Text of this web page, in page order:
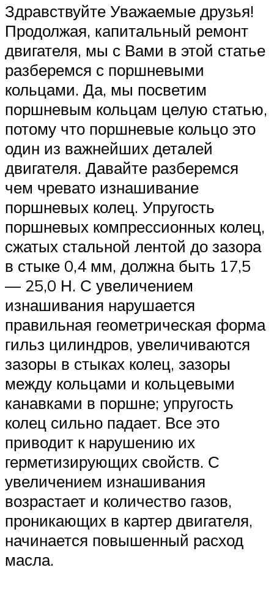
Здравствуйте Уважаемые друзья!
Продолжая, капитальный ремонт
двигателя, мы с Вами в этой статье
разберемся с поршневыми
кольцами. Да, мы посветим
поршневым кольцам целую статью,
потому что поршневые кольцо это
один из важнейших деталей
двигателя. Давайте разберемся
чем чревато изнашивание
поршневых колец. Упругость
поршневых компрессионных колец,
сжатых стальной лентой до зазора
в стыке 0,4 мм, должна быть 17,5
— 25,0 Н. С увеличением
изнашивания нару­шается
правильная геометрическая форма
гильз цилиндров, увеличива­ются
зазоры в стыках колец, зазоры
между кольцами и кольцевыми
канав­ками в поршне; упругость
колец силь­но падает. Все это
приводит к наруше­нию их
герметизирующих свойств. С
увеличением изнашивания
возрастает и количество газов,
проникающих в картер двигателя,
начинается повышенный расход
масла.